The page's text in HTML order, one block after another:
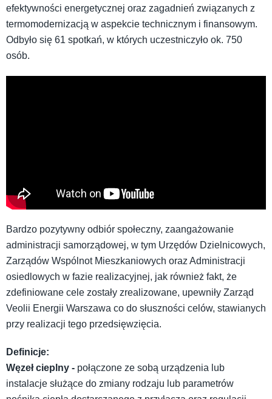
efektywności energetycznej oraz zagadnień związanych z
termomodernizacją w aspekcie technicznym i finansowym.
Odbyło się 61 spotkań, w których uczestniczyło ok. 750
osób.
Bardzo pozytywny odbiór społeczny, zaangażowanie
administracji samorządowej, w tym Urzędów Dzielnicowych,
Zarządów Wspólnot Mieszkaniowych oraz Administracji
osiedlowych w fazie realizacyjnej, jak również fakt, że
zdefiniowane cele zostały zrealizowane, upewniły Zarząd
Veolii Energii Warszawa co do słuszności celów, stawianych
przy realizacji tego przedsięwzięcia.
Definicje:
Węzeł cieplny - połączone ze sobą urządzenia lub
instalacje służące do zmiany rodzaju lub parametrów